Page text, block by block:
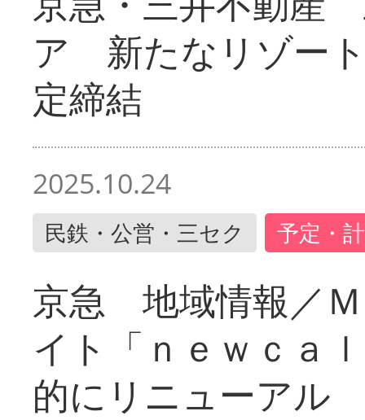
ア 新たなリゾー
定締結
2025.10.24
民鉄・公営・三セク 予定・
京急 地域情報／
イト「ｎｅｗｃａ
的にリニューアル